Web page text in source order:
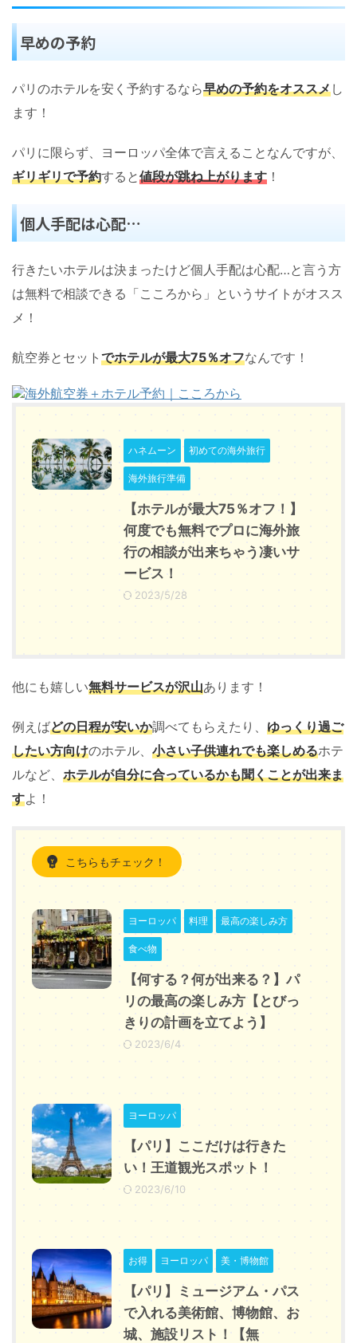
早めの予約
パリのホテルを安く予約するなら早めの予約をオススメし
ます！
パリに限らず、ヨーロッパ全体で言えることなんですが、
ギリギリで予約すると値段が跳ね上がります ！
個人手配は心配…
行きたいホテルは決まったけど個人手配は心配…と言う方
は無料で相談できる「こころから」というサイトがオスス
メ！
航空券とセット でホテルが最大75％オフなんです！
ハネムーン 初めての海外旅行
海外旅行準備
【ホテルが最大75％オフ！】
何度でも無料でプロに海外旅
行の相談が出来ちゃう凄いサ
ービス！
2023/5/28
他にも嬉しい無料サービスが沢山あります！
例えばどの日程が安いか調べてもらえたり、 ゆっくり過ご
したい方向けのホテル、 小さい子供連れでも楽しめるホテ
ルなど、 ホテルが自分に合っているかも聞くことが出来ま
すよ！
こちらもチェック！
ヨーロッパ 料理 最高の楽しみ方
食べ物
【何する？何が出来る？】パ
リの最高の楽しみ方【とびっ
きりの計画を立てよう】
2023/6/4
ヨーロッパ
【パリ】ここだけは行きた
い！王道観光スポット！
2023/6/10
お得 ヨーロッパ 美・博物館
【パリ】ミュージアム・パス
で入れる美術館、博物館、お
城、施設リスト！【無